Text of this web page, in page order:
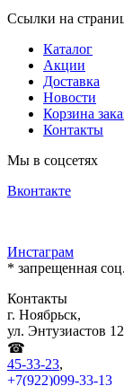
Ссылки на
Каталог
Акции
Доставка
Новости
Корзина
Контакты
Мы в соцсетях
Вконтакте
Инстаграм
* запрещенная
Контакты
г. Ноябрьск,
ул. Энтузиастов 12
☎
45-33-23,
+7(922)099-33-13